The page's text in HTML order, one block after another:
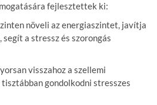
fejlesztettek ki:
növeli az energiaszintet, javítja
a stressz és szorongás
visszahoz a szellemi
gondolkodni stresszes